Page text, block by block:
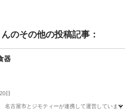
んのその他の投稿記事：
器
日
名古屋市とジモティーが連携して運営してい